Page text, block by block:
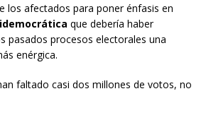
los afectados para poner énfasis en
que debería haber
pasados procesos electorales una
enérgica.
faltado casi dos millones de votos, no